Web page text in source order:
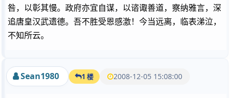
咎，以彰其慢。政府亦宜自谋，以谘诹善道，察纳雅言，深
追唐皇汉武遗德。吾不胜受恩感激！今当远离，临表涕泣，
不知所云。
Sean1980 1 楼 2008-12-05 15:08:00